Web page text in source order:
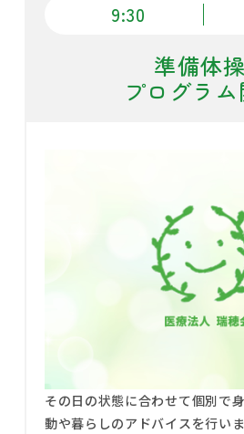
9:30
準備体操
プログラ
その日の状態に合わせて個別で
動や暮らしのアドバイスを行い